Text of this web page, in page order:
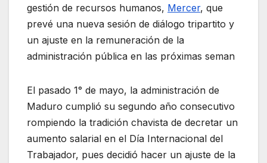
gestión de recursos humanos, Mercer, que
prevé una nueva sesión de diálogo tripartito y
un ajuste en la remuneración de la
administración pública en las próximas seman
El pasado 1° de mayo, la administración de
Maduro cumplió su segundo año consecutivo
rompiendo la tradición chavista de decretar un
aumento salarial en el Día Internacional del
Trabajador, pues decidió hacer un ajuste de la